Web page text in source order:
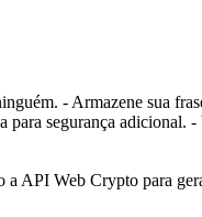
- Armazene sua
segurança adicional.
API Web Crypto para